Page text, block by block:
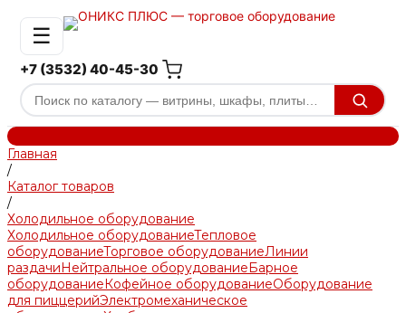
☰
+7 (3532) 40-45-30
Главная
/
Каталог товаров
/
Холодильное оборудование
Холодильное оборудованиеТепловое
оборудованиеТорговое оборудованиеЛинии
раздачиНейтральное оборудованиеБарное
оборудованиеКофейное оборудованиеОборудование
для пиццерийЭлектромеханическое